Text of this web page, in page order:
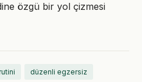
özgü bir yol çizmesi
düzenli egzersiz